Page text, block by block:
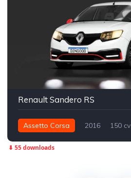
Renault Sandero RS
Assetto Corsa 2016 150 cv
⬇ 55 downloads